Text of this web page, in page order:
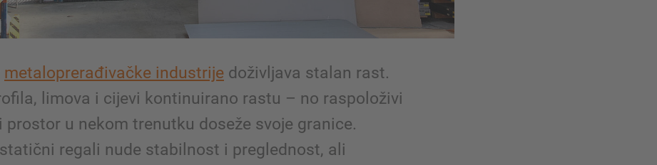
metaloprerađivačke industrije doživljava stalan rast.
limova i cijevi kontinuirano rastu – no raspoloživi
prostor u nekom trenutku doseže svoje granice.
regali nude stabilnost i preglednost, ali